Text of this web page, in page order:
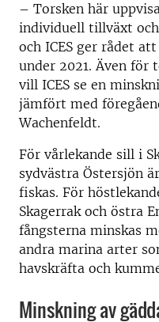
– Torsken här
individuell tillväxt
och ICES ger rådet
under 2021. Även för
vill ICES se en
jämfört med
Wachenfeldt.
För vårlekande sill i
sydvästra Östersjön
fiskas. För
Skagerrak och östra
fångsterna minskas
andra marina arter
havskräfta och
Minskning av